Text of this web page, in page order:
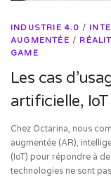
INDUSTRIE 4.0 /
AUGMENTÉE /
GAME
Les cas
artificielle, IoT
Chez Octarina, nous
augmentée (AR),
(IoT) pour répondre à
technologies ne sont